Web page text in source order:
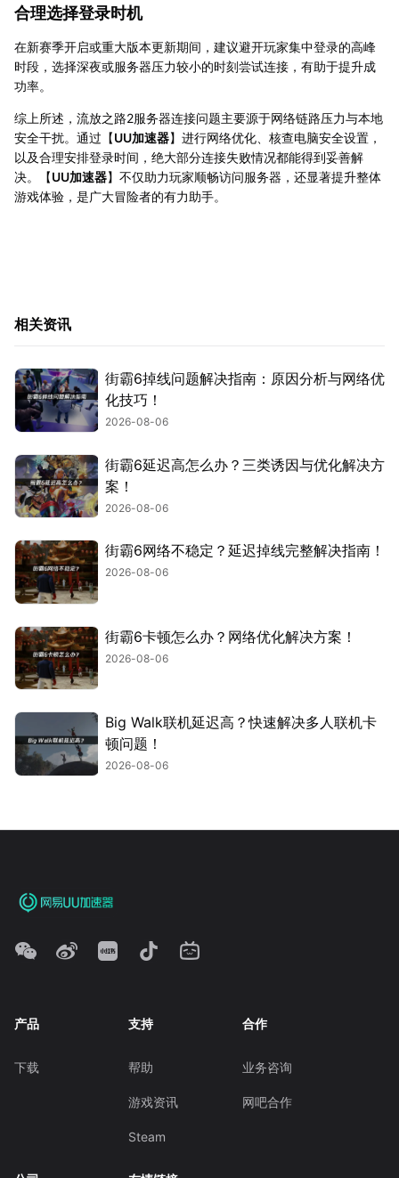
合理选择登录时机
在新赛季开启或重大版本更新期间，建议避开玩家集中登录的高峰
时段，选择深夜或服务器压力较小的时刻尝试连接，有助于提升成
功率。
综上所述，流放之路2服务器连接问题主要源于网络链路压力与本地
安全干扰。通过【UU加速器】进行网络优化、核查电脑安全设置，
以及合理安排登录时间，绝大部分连接失败情况都能得到妥善解
决。【UU加速器】不仅助力玩家顺畅访问服务器，还显著提升整体
游戏体验，是广大冒险者的有力助手。
相关资讯
街霸6掉线问题解决指南：原因分析与网络优
化技巧！
2026-08-06
街霸6延迟高怎么办？三类诱因与优化解决方
案！
2026-08-06
街霸6网络不稳定？延迟掉线完整解决指南！
2026-08-06
街霸6卡顿怎么办？网络优化解决方案！
2026-08-06
Big Walk联机延迟高？快速解决多人联机卡
顿问题！
2026-08-06
产品
下载
支持
帮助
游戏资讯
Steam
合作
业务咨询
网吧合作